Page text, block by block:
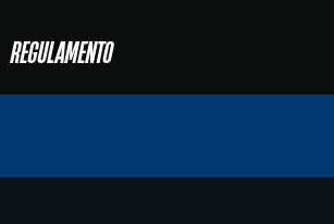
REGULAMENTO